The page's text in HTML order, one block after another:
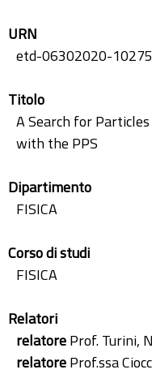
URN
etd-06302020-
Titolo
A Search for
with the PPS
Dipartimento
FISICA
Corso di studi
FISICA
Relatori
relatoreProf. Turini,
relatoreProf.ssa